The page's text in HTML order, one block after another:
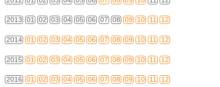
2013 01 02 03 04 05 06 07 08 09 10 11 12
2014 01 02 03 04 05 06 07 08 09 10 11 12
2015 01 02 03 04 05 06 07 08 09 10 11 12
2016 01 02 03 04 05 06 07 08 09 10 11 12